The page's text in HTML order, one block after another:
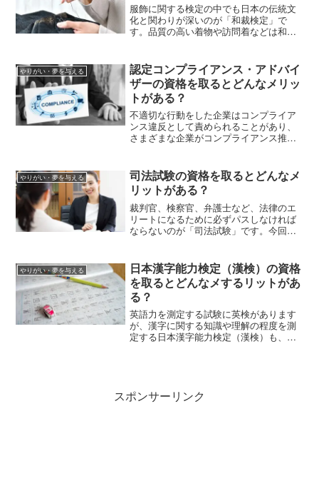
服飾に関する検定の中でも日本の伝統文
化と関わりが深いのが「和裁検定」で
す。品質の高い着物や訪問着などは和裁
能検定（和裁）との違い、受験資格など
について解説します。
やりがい・夢を与える
認定コンプライアンス・アドバイ
ザーの資格を取るとどんなメリッ
トがある？
不適切な行動をした企業はコンプライア
ンス違反として責められることがあり、
さまざまな企業がコンプライアンス推進
（CCO）」について、資格取得の要件、
試験の科目、受験費用などを解説しま
す。
やりがい・夢を与える
司法試験の資格を取るとどんなメ
リットがある？
裁判官、検察官、弁護士など、法律のエ
リートになるために必ずパスしなければ
ならないのが「司法試験」です。今回は
やりがい・夢を与える
日本漢字能力検定（漢検）の資格
を取るとどんなメするリットがあ
る？
英語力を測定する試験に英検があります
が、漢字に関する知識や理解の程度を測
定する日本漢字能力検定（漢検）も、人
スポンサーリンク